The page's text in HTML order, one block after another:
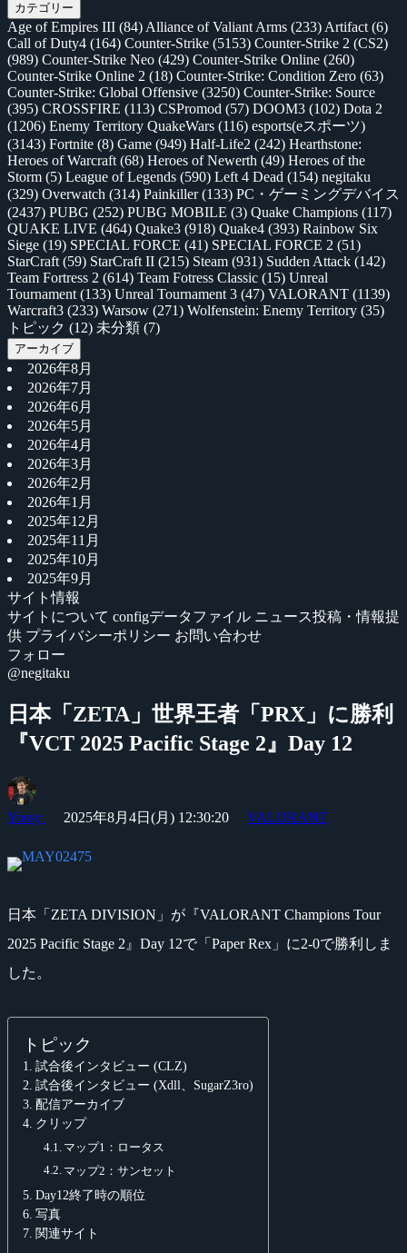
カテゴリー
Age of Empires III (84) Alliance of Valiant Arms (233) Artifact (6)
Call of Duty4 (164) Counter-Strike (5153) Counter-Strike 2 (CS2)
(989) Counter-Strike Neo (429) Counter-Strike Online (260)
Counter-Strike Online 2 (18) Counter-Strike: Condition Zero (63)
Counter-Strike: Global Offensive (3250) Counter-Strike: Source
(395) CROSSFIRE (113) CSPromod (57) DOOM3 (102) Dota 2
(1206) Enemy Territory QuakeWars (116) esports(eスポーツ)
(3143) Fortnite (8) Game (949) Half-Life2 (242) Hearthstone:
Heroes of Warcraft (68) Heroes of Newerth (49) Heroes of the
Storm (5) League of Legends (590) Left 4 Dead (154) negitaku
(329) Overwatch (314) Painkiller(133) PC・ゲーミングデバイス
(2437) PUBG (252) PUBG MOBILE (3) Quake Champions (117)
QUAKE LIVE (464) Quake3 (918) Quake4 (393) Rainbow Six
Siege (19) SPECIAL FORCE (41) SPECIAL FORCE 2 (51)
StarCraft (59) StarCraft II (215) Steam (931) Sudden Attack (142)
Team Fortress 2 (614) Team Fotress Classic (15) Unreal
Tournament (133) Unreal Tournament 3 (47) VALORANT (1139)
Warcraft3 (233) Warsow (271) Wolfenstein: Enemy Territory (35)
トピック (12) 未分類 (7)
アーカイブ
2026年8月
2026年7月
2026年6月
2026年5月
2026年4月
2026年3月
2026年2月
2026年1月
2025年12月
2025年11月
2025年10月
2025年9月
サイト情報
サイトについて configデータファイル ニュース投稿・情報提
供 プライバシーポリシー お問い合わせ
フォロー
@negitaku
日本「ZETA」世界王者「PRX」に勝利
『VCT 2025 Pacific Stage 2』Day 12
Yossy 2025年8月4日(月) 12:30:20 VALORANT
日本「ZETA DIVISION」が『VALORANT Champions Tour
2025 Pacific Stage 2』Day 12で「Paper Rex」に2-0で勝利しま
した。
トピック
試合後インタビュー (CLZ)
試合後インタビュー (Xdll、SugarZ3ro)
配信アーカイブ
クリップ
マップ1：ロータス
マップ2：サンセット
Day12終了時の順位
写真
関連サイト